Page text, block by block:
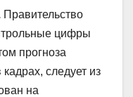
Правительство
цифры
прогноза
следует из
на